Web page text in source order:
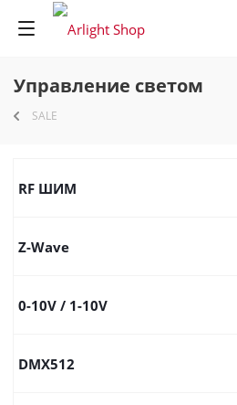
Управление светом
SALE
RF ШИМ
Z-Wave
0-10V / 1-10V
DMX512